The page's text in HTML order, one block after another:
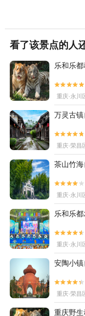
看了该景点的人
乐和乐


重庆·永川
万灵古镇


重庆·荣昌
茶山竹海


重庆·永川
乐和乐


重庆·永川
安陶小镇


重庆·荣昌
重庆野